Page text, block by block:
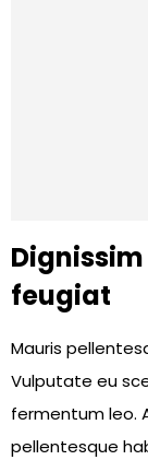
feugiat
Mauris
Vulputate eu
fermentum leo.
pellentesque